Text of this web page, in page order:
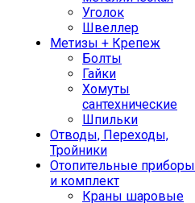
Уголок
Швеллер
Метизы + Крепеж
Болты
Гайки
Хомуты
сантехнические
Шпильки
Отводы, Переходы,
Тройники
Отопительные приборы
и комплект
Краны шаровые